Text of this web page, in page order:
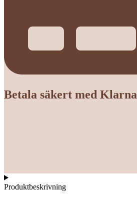
Betala säkert med Klarna
Produktbeskrivning